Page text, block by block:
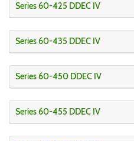
Series 60-425 DDEC IV
Series 60-435 DDEC IV
Series 60-450 DDEC IV
Series 60-455 DDEC IV